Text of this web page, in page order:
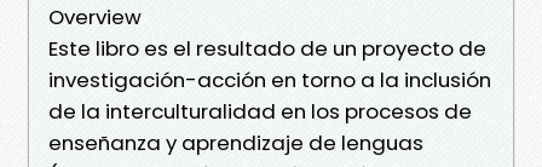
Overview
Este libro es el resultado de un proyecto de
investigación-acción en torno a la inclusión
de la interculturalidad en los procesos de
enseñanza y aprendizaje de lenguas